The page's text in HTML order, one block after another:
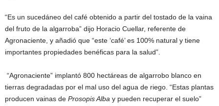
“Es un sucedáneo del café obtenido a partir del tostado de la vaina
del fruto de la algarroba” dijo Horacio Cuellar, referente de
Agronaciente, y añadió que “este ‘café’ es 100% natural y tiene
importantes propiedades benéficas para la salud”.
“Agronaciente” implantó 800 hectáreas de algarrobo blanco en
tierras degradadas por el mal uso del agua de riego. “Estas plantas
producen vainas de Prosopis Alba y pueden recuperar el suelo”